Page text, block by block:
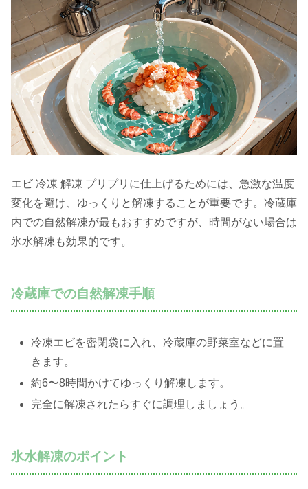
エビ 冷凍 解凍 プリプリに仕上げるためには、急激な温度
変化を避け、ゆっくりと解凍することが重要です。冷蔵庫
内での自然解凍が最もおすすめですが、時間がない場合は
氷水解凍も効果的です。
冷蔵庫での自然解凍手順
冷凍エビを密閉袋に入れ、冷蔵庫の野菜室などに置
きます。
約6〜8時間かけてゆっくり解凍します。
完全に解凍されたらすぐに調理しましょう。
氷水解凍のポイント